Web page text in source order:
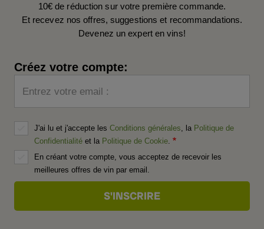
10€ de réduction sur votre première commande.
Et recevez nos offres, suggestions et recommandations.
Devenez un expert en vins!
Créez votre compte:
Entrez votre email :
J'ai lu et j'accepte les Conditions générales , la Politique de
Confidentialité et la Politique de Cookie
En créant votre compte, vous acceptez de recevoir les
meilleures offres de vin par email.